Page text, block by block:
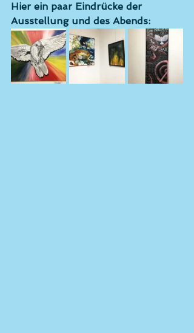
Hier ein paar Eindrücke der
Ausstellung und des Abends: